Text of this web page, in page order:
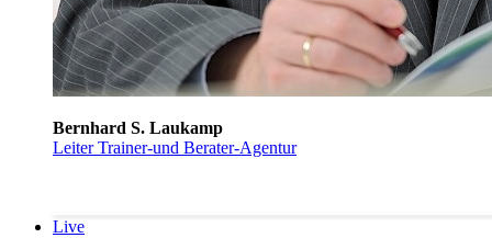
Bernhard S. Laukamp
Leiter Trainer-und Berater-Agentur
Live